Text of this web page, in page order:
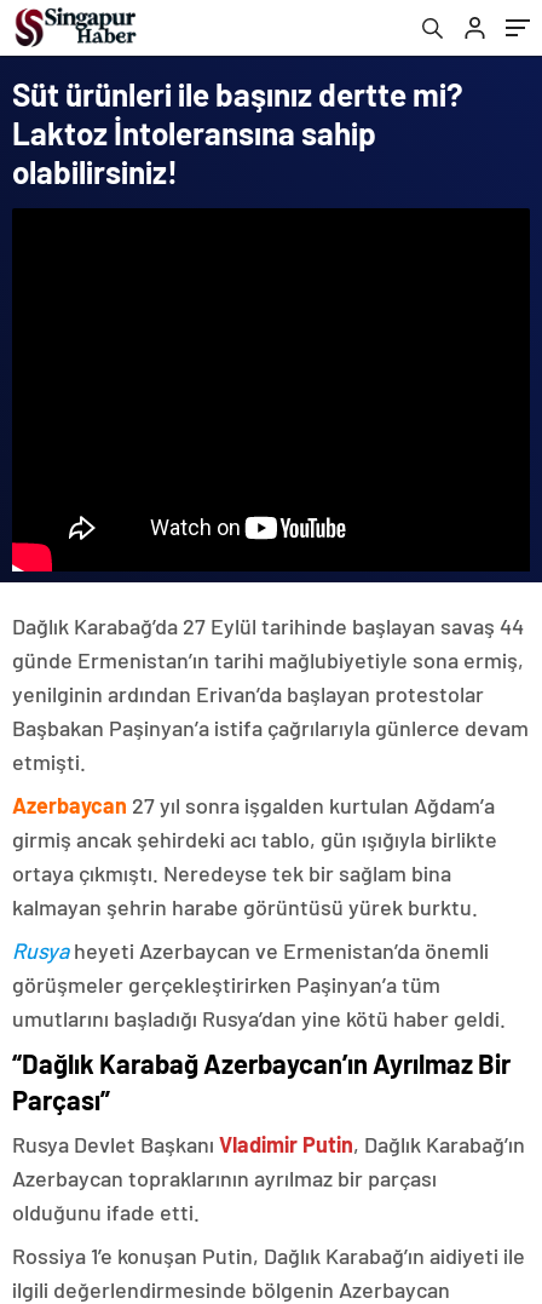
Süt ürünleri ile başınız dertte mi?
Laktoz İntoleransına sahip
olabilirsiniz!
Dağlık Karabağ’da 27 Eylül tarihinde başlayan savaş 44
günde Ermenistan’ın tarihi mağlubiyetiyle sona ermiş,
yenilginin ardından Erivan’da başlayan protestolar
Başbakan Paşinyan’a istifa çağrılarıyla günlerce devam
etmişti.
Azerbaycan 27 yıl sonra işgalden kurtulan Ağdam’a
girmiş ancak şehirdeki acı tablo, gün ışığıyla birlikte
ortaya çıkmıştı. Neredeyse tek bir sağlam bina
kalmayan şehrin harabe görüntüsü yürek burktu.
Rusyaheyeti Azerbaycan ve Ermenistan’da önemli
görüşmeler gerçekleştirirken Paşinyan’a tüm
umutlarını başladığı Rusya’dan yine kötü haber geldi.
“Dağlık Karabağ Azerbaycan’ın Ayrılmaz Bir
Parçası”
Rusya Devlet Başkanı Vladimir Putin, Dağlık Karabağ’ın
Azerbaycan topraklarının ayrılmaz bir parçası
olduğunu ifade etti.
Rossiya 1’e konuşan Putin, Dağlık Karabağ’ın aidiyeti ile
ilgili değerlendirmesinde bölgenin Azerbaycan